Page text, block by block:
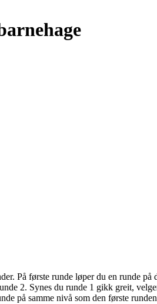
På første runde løper du en runde på
2. Synes du runde 1 gikk greit,
på samme nivå som den første